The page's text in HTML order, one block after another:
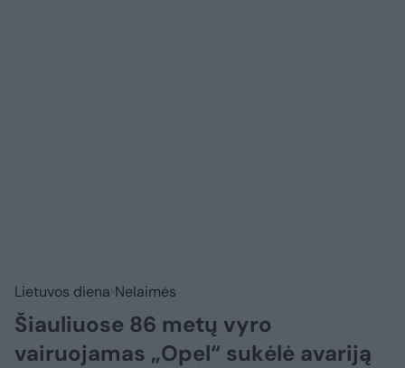
Lietuvos diena Nelaimės
Šiauliuose 86 metų vyro
vairuojamas „Opel“ sukėlė avariją